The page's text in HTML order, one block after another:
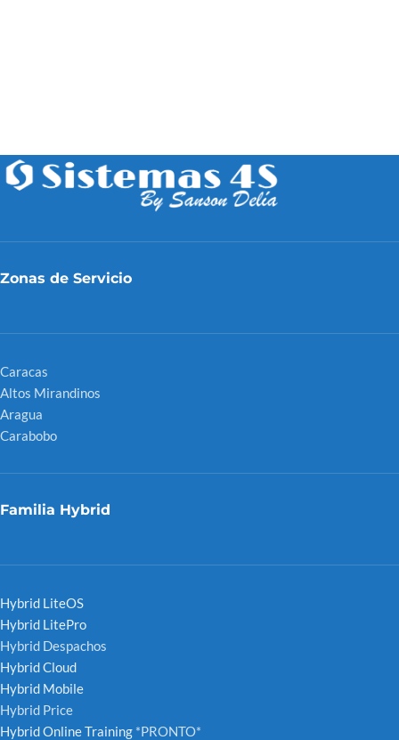
Zonas de Servicio
Caracas
Altos Mirandinos
Aragua
Carabobo
Familia Hybrid
Hybrid LiteOS
Hybrid LitePro
Hybrid Despachos
Hybrid Cloud
Hybrid Mobile
Hybrid Price
Hybrid Online Training *PRONTO*